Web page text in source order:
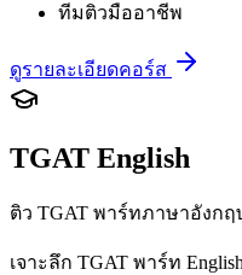
ทีมติวมืออาชีพ
ดูรายละเอียดคอร์ส
TGAT English
ติว TGAT พาร์ทภาษาอังกฤ
เจาะลึก TGAT พาร์ท